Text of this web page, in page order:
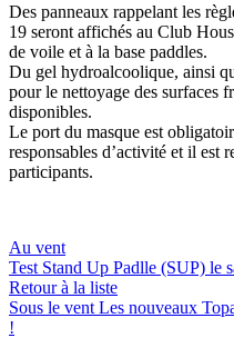
Des panneaux rappelant les
19 seront affichés au Club
de voile et à la base paddles.
Du gel hydroalcoolique, ainsi
pour le nettoyage des surfaces
disponibles.
Le port du masque est
responsables d’activité et il est
participants.
Au vent
Test Stand Up Padlle (SUP) le
Retour à la liste
Sous le vent Les nouveaux
!